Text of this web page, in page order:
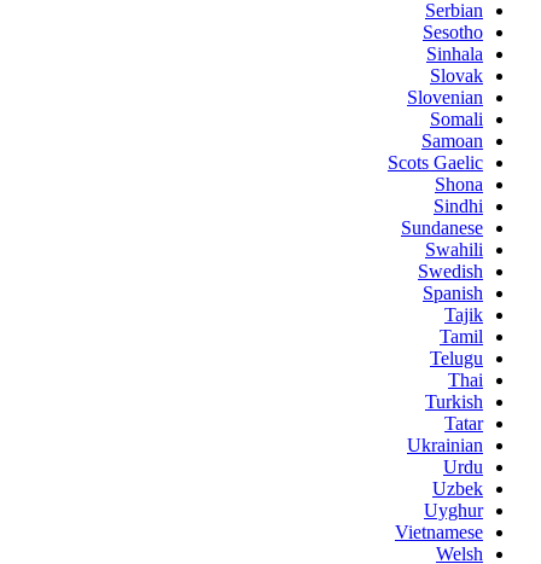
Serbian
Sesotho
Sinhala
Slovak
Slovenian
Somali
Samoan
Scots Gaelic
Shona
Sindhi
Sundanese
Swahili
Swedish
Spanish
Tajik
Tamil
Telugu
Thai
Turkish
Tatar
Ukrainian
Urdu
Uzbek
Uyghur
Vietnamese
Welsh